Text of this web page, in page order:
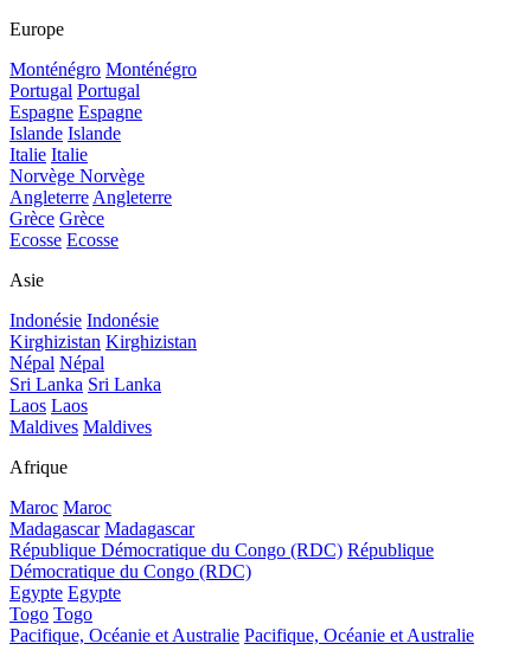
Europe
Monténégro Monténégro
Portugal Portugal
Espagne Espagne
Islande Islande
Italie Italie
Norvège Norvège
Angleterre Angleterre
Grèce Grèce
Ecosse Ecosse
Asie
Indonésie Indonésie
Kirghizistan Kirghizistan
Népal Népal
Sri Lanka Sri Lanka
Laos Laos
Maldives Maldives
Afrique
Maroc Maroc
Madagascar Madagascar
République Démocratique du Congo (RDC) République
Démocratique du Congo (RDC)
Egypte Egypte
Togo Togo
Pacifique, Océanie et Australie Pacifique, Océanie et Australie